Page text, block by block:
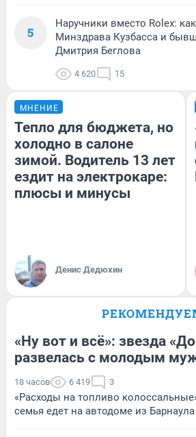
5
Наручники вместо Rolex:
Минздрава Кузбасса и
Дмитрия Беглова
4 620 15
МНЕНИЕ
Тепло для бюджета, но
холодно в салоне
зимой. Водитель 13 лет
ездит на электрокаре:
плюсы и минусы
Денис Дедюхин
«Ну вот и всё»: звезда
развелась с молодым
18 часов 6 419 3
«Расходы на топливо
семья едет на автодоме из